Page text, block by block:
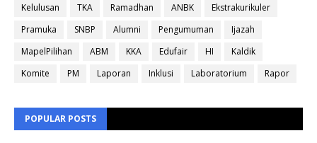
Kelulusan
TKA Ramadhan ANBK
Ekstrakurikuler
Pramuka
SNBP Alumni Pengumuman
Ijazah
MapelPilihan
ABM KKA Edufair HI
Kaldik
Komite
PM Laporan Inklusi Laboratorium Rapor
POPULAR POSTS